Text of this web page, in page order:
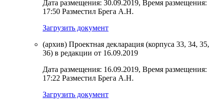
Дата размещения: 30.09.2019, Время размещения:
17:50 Разместил Брега А.Н.
Загрузить документ
(архив) Проектная декларация (корпуса 33, 34, 35,
36) в редакции от 16.09.2019
Дата размещения: 16.09.2019, Время размещения:
17:22 Разместил Брега А.Н.
Загрузить документ